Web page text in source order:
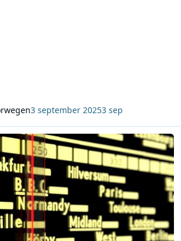
3 september 20253 sep
via middengolf opnieuw in beeld in